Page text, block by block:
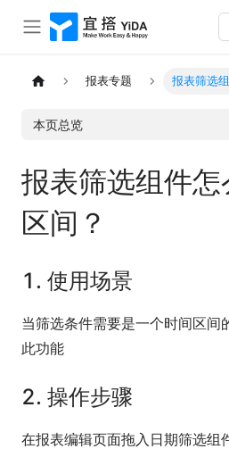
报表专题 报表筛选
本页总览
报表筛选组件
区间？
1. 使用场景
当筛选条件需要是一个时间区间
此功能
2. 操作步骤
在报表编辑页面拖入日期筛选组